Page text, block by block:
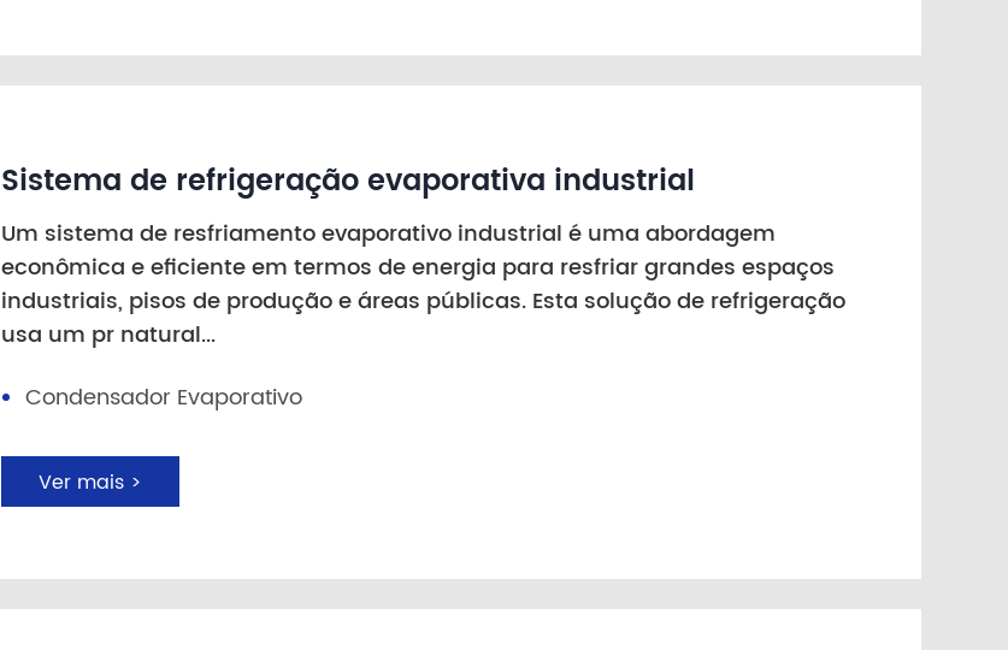
Sistema de refrigeração evaporativa industrial
Um sistema de resfriamento evaporativo industrial é uma abordagem
econômica e eficiente em termos de energia para resfriar grandes espaços
industriais, pisos de produção e áreas públicas. Esta solução de refrigeração
usa um pr natural...
Condensador Evaporativo
Ver mais >